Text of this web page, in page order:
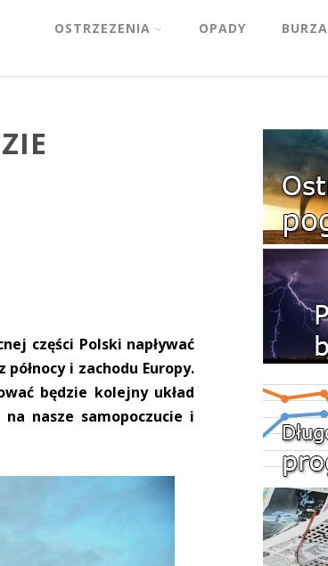
OSTRZEZENIA OPADY BURZA
części Polski napływać
i zachodu Europy.
będzie kolejny układ
nasze samopoczucie i